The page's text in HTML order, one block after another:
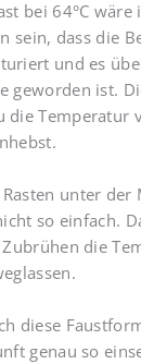
bei 64°C wäre
sein, dass die
und es
geworden ist.
die Temperatur
unter
so einfach.
die
diese
genau so